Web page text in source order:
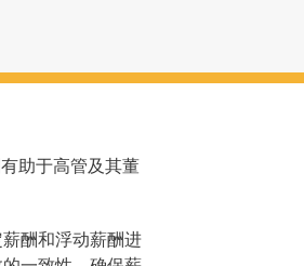
助于高管及其董
酬和浮动薪酬进